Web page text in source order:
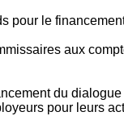
pour le
aux
du
pour leurs